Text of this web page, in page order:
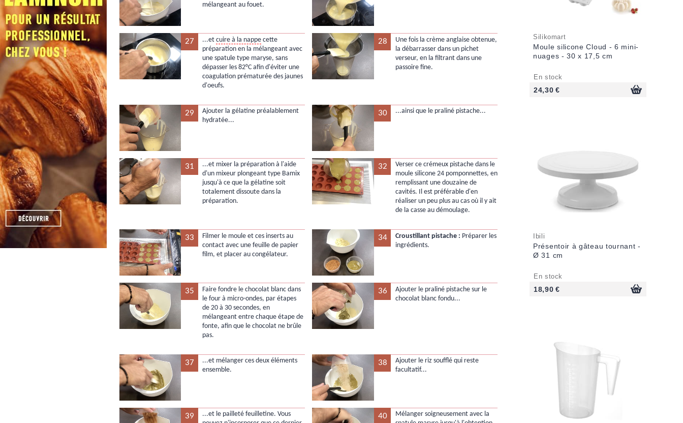
Silikomart
Moule silicone Cloud - 6 mini-
nuages - 30 x 17,5 cm
En stock
24,30 €
Ibili
Présentoir à gâteau tournant -
Ø 31 cm
En stock
18,90 €
mélangeant au fouet.
27 ...etcuire à la nappe cette
préparation en la mélangeant avec
une spatule type maryse, sans
dépasser les 82°C afin d'éviter une
coagulation prématurée des jaunes
d'oeufs.
28
Une fois la crème anglaise obtenue,
la débarrasser dans un pichet
verseur, en la filtrant dans une
passoire fine.
29
Ajouter la gélatine préalablement
hydratée...
30 ...ainsi que le praliné pistache...
31
...et mixer la préparation à l'aide
d'un mixeur plongeant type Bamix
jusqu'à ce que la gélatine soit
totalement dissoute dans la
préparation.
32
Verser ce crémeux pistache dans le
moule silicone 24 pomponnettes, en
remplissant une douzaine de
cavités. Il est préférable d'en
réaliser un peu plus au cas où il y ait
de la casse au démoulage.
33
Filmer le moule et ces inserts au
contact avec une feuille de papier
film, et placer au congélateur.
34 Croustillant pistache : Préparer les
ingrédients.
35
Faire fondre le chocolat blanc dans
le four à micro-ondes, par étapes
de 20 à 30 secondes, en
mélangeant entre chaque étape de
fonte, afin que le chocolat ne brûle
pas.
36
Ajouter le praliné pistache sur le
chocolat blanc fondu...
37
...et mélanger ces deux éléments
ensemble.
38
Ajouter le riz soufflé qui reste
facultatif...
39
...et le pailleté feuilletine. Vous
40
Mélanger soigneusement avec la